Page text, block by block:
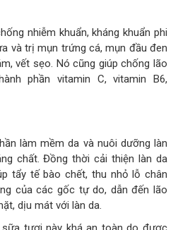
nhiễm khuẩn, kháng khuẩn phi
và trị mụn trứng cá, mụn đầu đen
vết sẹo. Nó cũng giúp chống lão
phần vitamin C, vitamin B6,
làm mềm da và nuôi dưỡng làn
chất. Đồng thời cải thiện làn da
tẩy tế bào chết, thu nhỏ lỗ chân
của các gốc tự do, dẫn đến lão
dịu mát với làn da.